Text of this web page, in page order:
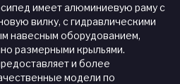
имеет алюминиевую раму с
вилку, с гидравлическими
навесным оборудованием,
размерными крыльями.
и более
модели по